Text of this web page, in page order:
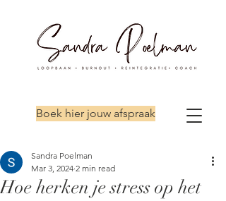
Boek hier jouw afspraak
Hoe herken je stress op het
Sandra Poelman
Mar 3, 2024 2 min read